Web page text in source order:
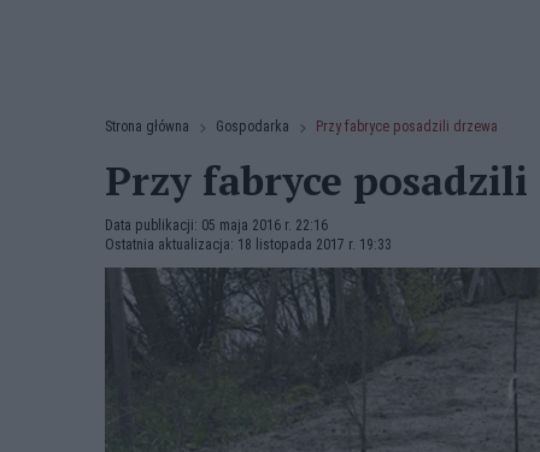
Strona główna Gospodarka Przy fabryce posadzili drzewa
Przy fabryce posadzili
Data publikacji: 05 maja 2016 r. 22:16
Ostatnia aktualizacja: 18 listopada 2017 r. 19:33